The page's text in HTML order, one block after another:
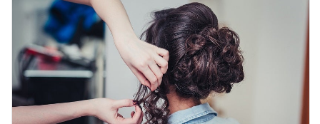
ショートにしてはっとした左頬のシミ
Amebaトピックス 1日前